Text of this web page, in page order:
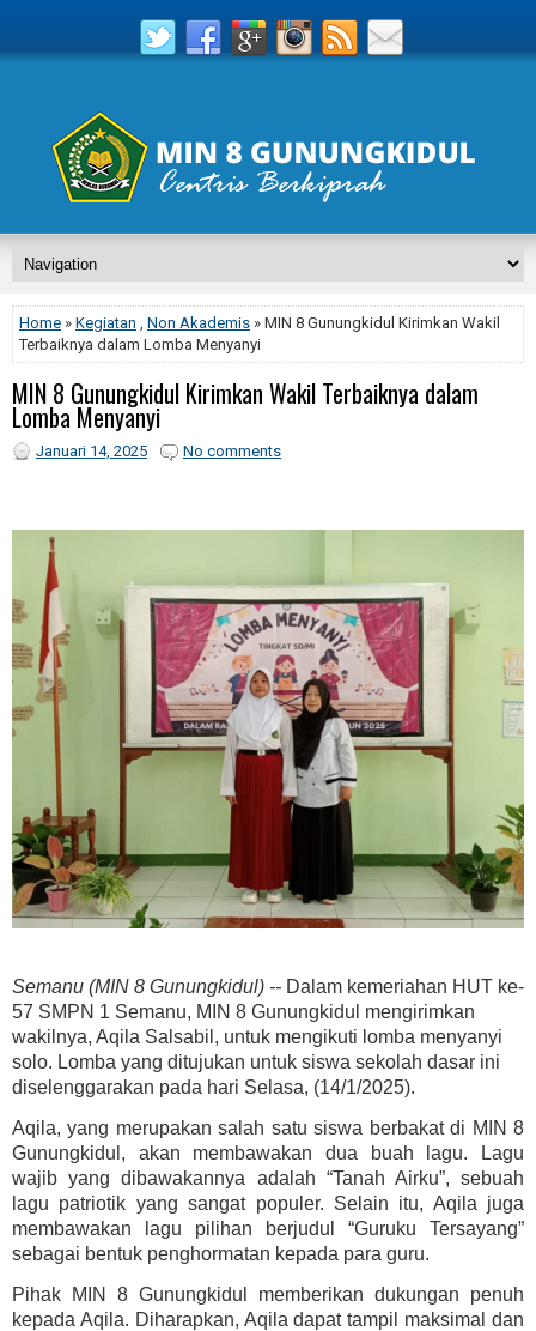
Home » Kegiatan , Non Akademis » MIN 8 Gunungkidul Kirimkan Wakil
Terbaiknya dalam Lomba Menyanyi
MIN 8 Gunungkidul Kirimkan Wakil Terbaiknya dalam
Lomba Menyanyi
Januari 14, 2025 No comments
Semanu (MIN 8 Gunungkidul) -- Dalam kemeriahan HUT ke-
57 SMPN 1 Semanu, MIN 8 Gunungkidul mengirimkan
wakilnya, Aqila Salsabil, untuk mengikuti lomba menyanyi
solo. Lomba yang ditujukan untuk siswa sekolah dasar ini
diselenggarakan pada hari Selasa, (14/1/2025).
Aqila, yang merupakan salah satu siswa berbakat di MIN 8
Gunungkidul, akan membawakan dua buah lagu. Lagu
wajib yang dibawakannya adalah “Tanah Airku”, sebuah
lagu patriotik yang sangat populer. Selain itu, Aqila juga
membawakan lagu pilihan berjudul “Guruku Tersayang”
sebagai bentuk penghormatan kepada para guru.
Pihak MIN 8 Gunungkidul memberikan dukungan penuh
kepada Aqila. Diharapkan, Aqila dapat tampil maksimal dan